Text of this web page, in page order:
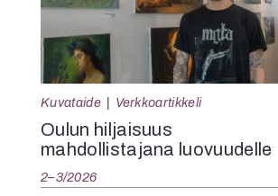
Kuvataide Verkkoartikkeli
Oulun hiljaisuus
mahdollistajana luovuudelle
2–3/2026